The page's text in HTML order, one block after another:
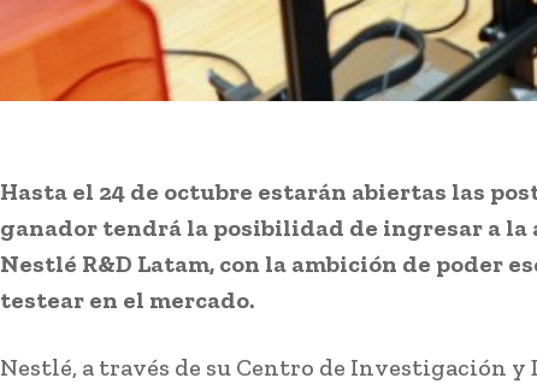
Hasta el 24 de octubre estarán abiertas las
ganador tendrá la posibilidad de ingresar a la
Nestlé R&D Latam, con la ambición de poder
testear en el mercado.
Nestlé, a través de su Centro de Investigación y